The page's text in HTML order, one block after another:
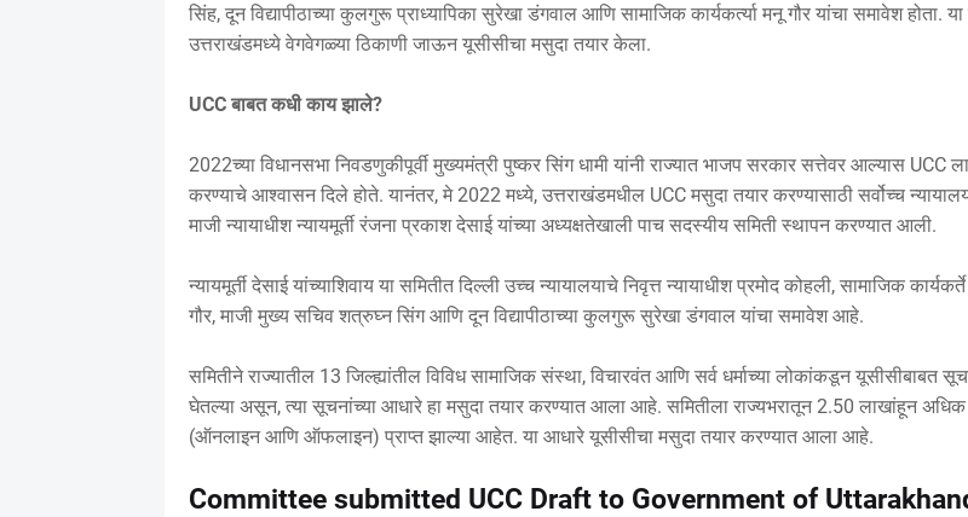
सिंह, दून विद्यापीठाच्या कुलगुरू प्राध्यापिका सुरेखा डंगवाल आणि सामाजिक कार्यकर्त्या मनू गौर यांचा समावेश होता. या
उत्तराखंडमध्ये वेगवेगळ्या ठिकाणी जाऊन यूसीसीचा मसुदा तयार केला.
UCC बाबत कधी काय झाले?
2022च्या विधानसभा निवडणुकीपूर्वी मुख्यमंत्री पुष्कर सिंग धामी यांनी राज्यात भाजप सरकार सत्तेवर आल्यास UCC
करण्याचे आश्वासन दिले होते. यानंतर, मे 2022 मध्ये, उत्तराखंडमधील UCC मसुदा तयार करण्यासाठी सर्वोच्च
माजी न्यायाधीश न्यायमूर्ती रंजना प्रकाश देसाई यांच्या अध्यक्षतेखाली पाच सदस्यीय समिती स्थापन करण्यात आली.
न्यायमूर्ती देसाई यांच्याशिवाय या समितीत दिल्ली उच्च न्यायालयाचे निवृत्त न्यायाधीश प्रमोद कोहली, सामाजिक
गौर, माजी मुख्य सचिव शत्रुघ्न सिंग आणि दून विद्यापीठाच्या कुलगुरू सुरेखा डंगवाल यांचा समावेश आहे.
समितीने राज्यातील 13 जिल्ह्यांतील विविध सामाजिक संस्था, विचारवंत आणि सर्व धर्माच्या लोकांकडून यूसीसीबाबत
घेतल्या असून, त्या सूचनांच्या आधारे हा मसुदा तयार करण्यात आला आहे. समितीला राज्यभरातून 2.50 लाखांहून
(ऑनलाइन आणि ऑफलाइन) प्राप्त झाल्या आहेत. या आधारे यूसीसीचा मसुदा तयार करण्यात आला आहे.
Committee submitted UCC Draft to Government of